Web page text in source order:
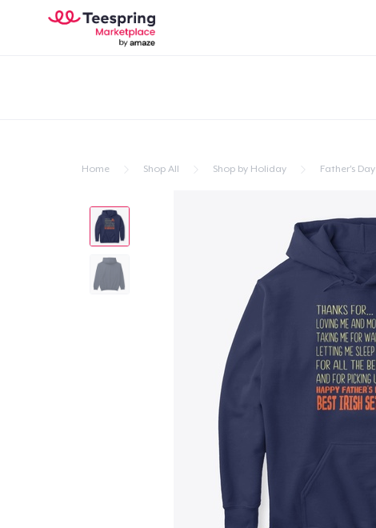
Home Shop All Shop by Holiday Father's Day